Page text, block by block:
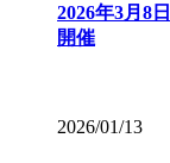
2026年3月8
開催
2026/01/13